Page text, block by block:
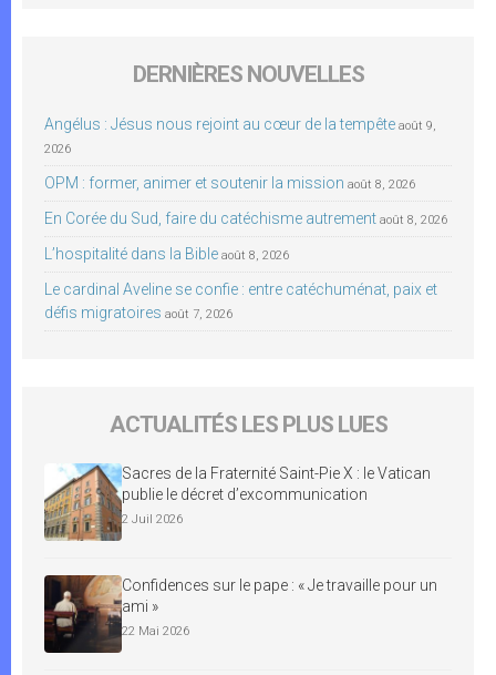
DERNIÈRES NOUVELLES
Angélus : Jésus nous rejoint au cœur de la tempête août 9,
2026
OPM : former, animer et soutenir la mission août 8, 2026
En Corée du Sud, faire du catéchisme autrement août 8, 2026
L’hospitalité dans la Bible août 8, 2026
Le cardinal Aveline se confie : entre catéchuménat, paix et
défis migratoires août 7, 2026
ACTUALITÉS LES PLUS LUES
Sacres de la Fraternité Saint-Pie X : le Vatican
publie le décret d’excommunication
2 Juil 2026
Confidences sur le pape : « Je travaille pour un
ami »
22 Mai 2026